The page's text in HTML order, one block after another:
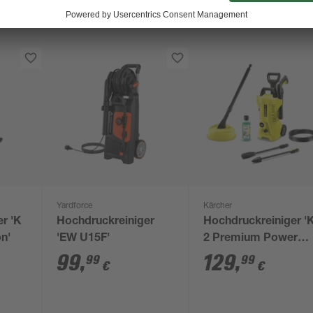
'K
Yardforce
Hochdruckreiniger
'EW U15F'
99,99 €
Kärcher
Hochdruckreiniger
2 Premium Power
Control Home'
129,99 €